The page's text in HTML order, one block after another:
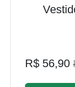
R$ 56,90